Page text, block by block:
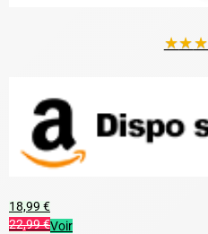
★★★
18,99 €
22,99 €Voir